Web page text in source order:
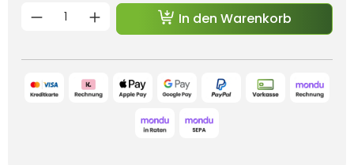
Produkt Anzahl: Gib den
In den Warenkorb